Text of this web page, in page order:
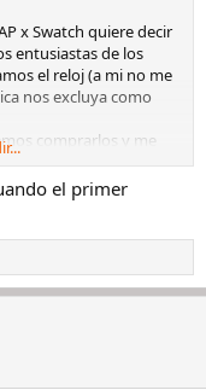
x Swatch quiere decir
entusiastas de los
el reloj (a mi no me
nos excluya como
comprarlos y me
los mayores fans de
el primer